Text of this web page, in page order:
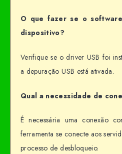
O que fazer se o
dispositivo?
Verifique se o driver USB foi
a depuração USB está ativada.
Qual a necessidade de
É necessária uma conexão
ferramenta se conecte aos
processo de desbloqueio.